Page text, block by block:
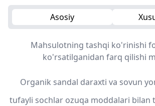
Asosiy
Mahsulotning tashqi ko'rinishi
ko'rsatilganidan farq qilishi
Organik sandal daraxti va sovun
tufayli sochlar ozuqa moddalari bilan